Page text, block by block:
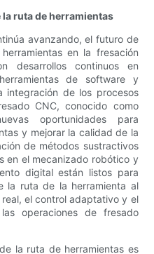
ruta de herramientas
avanzando, el futuro de
en la fresación
desarrollos continuos en
de software y
integración de los procesos
CNC, conocido como
oportunidades para
y mejorar la calidad de la
de métodos sustractivos
en el mecanizado robótico y
digital están listos para
la ruta de la herramienta al
el control adaptativo y el
operaciones de fresado
la ruta de herramientas es